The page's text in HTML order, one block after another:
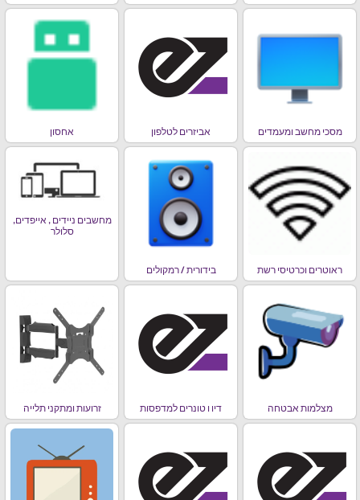
מסכי מחשב ומעמדים אביזרים לטלפון אחסון
ראוטרים וכרטיסי רשת בידורית / רמקולים
מחשבים ניידים , אייפדים,
סלולר
מצלמות אבטחה דיו ו טונרים למדפסות זרועות ומתקני תלייה